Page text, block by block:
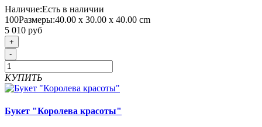
Наличие:Есть в наличии
100Размеры:40.00 х 30.00 х 40.00 cm
5 010 руб
+
-
КУПИТЬ
Букет "Королева красоты"